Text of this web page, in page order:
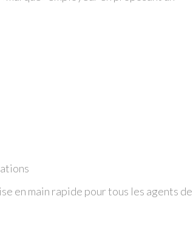
en main rapide pour tous les agents de